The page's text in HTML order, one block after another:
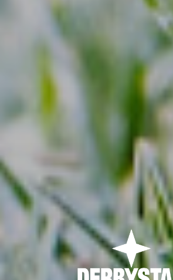
START
SHOP
COLLECTIONS